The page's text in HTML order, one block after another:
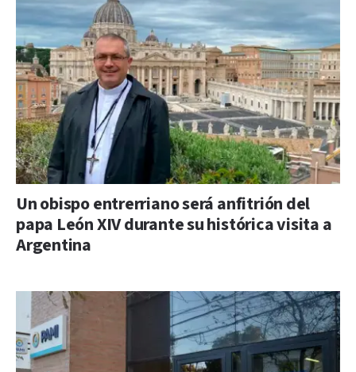
Un obispo entrerriano será anfitrión del
papa León XIV durante su histórica visita a
Argentina